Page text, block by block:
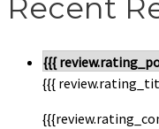
Recent
{{{
{{{